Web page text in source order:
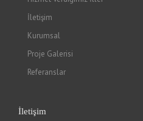
İletişim
Kurumsal
Proje Galerisi
Referanslar
İletişim